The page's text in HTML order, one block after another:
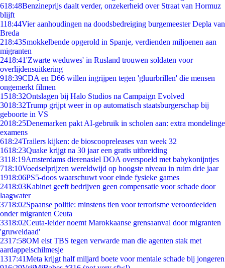
618:48Benzineprijs daalt verder, onzekerheid over Straat van Hormuz
blijft
118:44Vier aanhoudingen na doodsbedreiging burgemeester Depla van
Breda
218:43Smokkelbende opgerold in Spanje, verdienden miljoenen aan
migranten
2418:41'Zwarte weduwes' in Rusland trouwen soldaten voor
overlijdensuitkering
918:39CDA en D66 willen ingrijpen tegen 'gluurbrillen' die mensen
ongemerkt filmen
1518:32Ontslagen bij Halo Studios na Campaign Evolved
3018:32Trump grijpt weer in op automatisch staatsburgerschap bij
geboorte in VS
2018:25Denemarken pakt AI-gebruik in scholen aan: extra mondelinge
examens
618:24Trailers kijken: de bioscoopreleases van week 32
1618:23Quake krijgt na 30 jaar een gratis uitbreiding
3118:19Amsterdams dierenasiel DOA overspoeld met babykonijntjes
718:10Voedselprijzen wereldwijd op hoogste niveau in ruim drie jaar
1918:06PS5-doos waarschuwt voor einde fysieke games
2418:03Kabinet geeft bedrijven geen compensatie voor schade door
laagwater
3718:02Spaanse politie: minstens tien voor terrorisme veroordeelden
onder migranten Ceuta
3318:02Ceuta-leider noemt Marokkaanse grensaanval door migranten
'gruweldaad'
2317:58OM eist TBS tegen verwarde man die agenten stak met
aardappelschilmesje
1317:41Meta krijgt half miljard boete voor mentale schade bij jongeren